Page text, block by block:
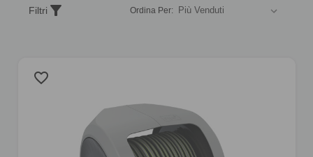
Filtri filter_alt
Ordina
Ordina Per:
favorite_border